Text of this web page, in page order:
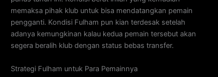
memaksa pihak klub untuk bisa mendatangkan pemain
pengganti. Kondisi Fulham pun kian terdesak setelah
adanya kemungkinan kalau kedua pemain tersebut akan
segera beralih klub dengan status bebas transfer.
Strategi Fulham untuk Para Pemainnya